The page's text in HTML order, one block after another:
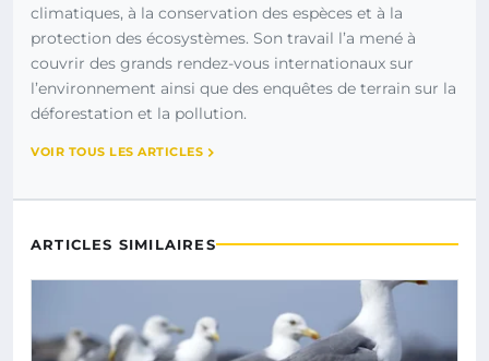
climatiques, à la conservation des espèces et à la
protection des écosystèmes. Son travail l’a mené à
couvrir des grands rendez-vous internationaux sur
l’environnement ainsi que des enquêtes de terrain sur la
déforestation et la pollution.
VOIR TOUS LES ARTICLES
ARTICLES SIMILAIRES